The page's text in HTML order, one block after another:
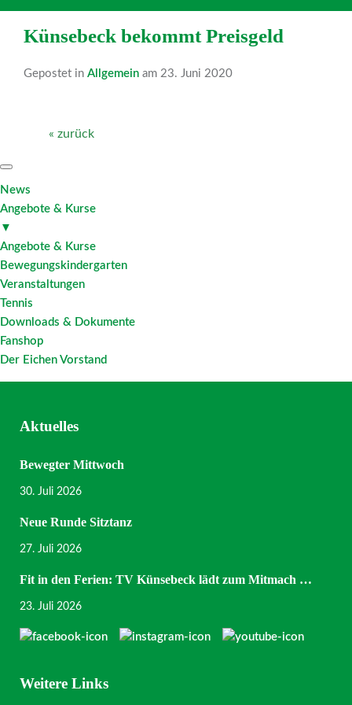
Künsebeck bekommt Preisgeld
Gepostet in Allgemein am 23. Juni 2020
« zurück
News
Angebote & Kurse
▼
Angebote & Kurse
Bewegungskindergarten
Veranstaltungen
Tennis
Downloads & Dokumente
Fanshop
Der Eichen Vorstand
Aktuelles
Bewegter Mittwoch
30. Juli 2026
Neue Runde Sitztanz
27. Juli 2026
Fit in den Ferien: TV Künsebeck lädt zum Mitmach …
23. Juli 2026
Weitere Links